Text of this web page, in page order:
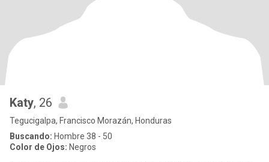
Katy, 26
Tegucigalpa, Francisco Morazán, Honduras
Buscando: Hombre 38 - 50
Color de Ojos: Negros